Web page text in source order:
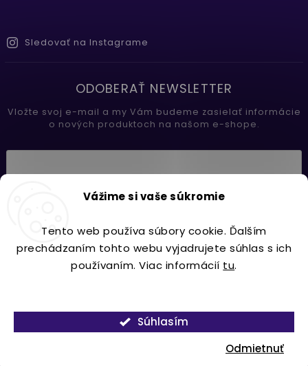
Vážime si vaše súkromie
Tento web používa súbory cookie. Ďalším
prechádzaním tohto webu vyjadrujete súhlas s ich
používaním. Viac informácií tu.
Odmietnuť
Súhlasím
Sledovať na Instagrame
ODOBERAŤ NEWSLETTER
Vložte svoj e-mail a my Vám budeme zasielať informácie
o nových produktoch na našom e-shope.
Prihlásiť sa
Copyright 2026Lavdecor.sk. Všetky práva vyhradené.
VytvořilShoptet| DesignShoptak.cz.